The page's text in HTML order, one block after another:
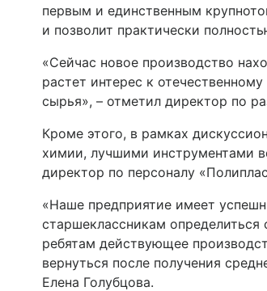
первым и единственным
и позволит практически
«Сейчас новое производство
растет интерес к
сырья», – отметил директор по
Кроме этого, в рамках
химии, лучшими инструментами
директор по персоналу
«Наше предприятие имеет
старшеклассникам
ребятам действующее
вернуться после получения
Елена Голубцова.